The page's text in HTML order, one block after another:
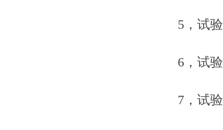
5，试验
6，试验
7，试验